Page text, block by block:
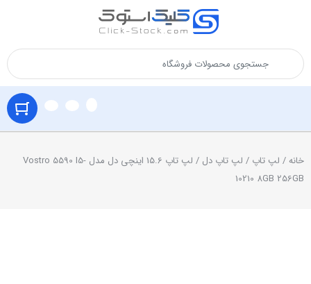
خانه/ لپ تاپ / لپ تاپ دل
/ لپ تاپ 15.6 اینچی دل مدل Vostro 5590 I5-
10210 8GB 256GB